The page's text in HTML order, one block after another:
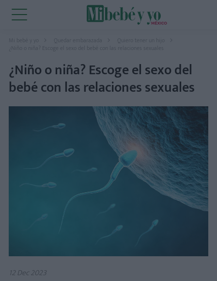
Mi bebé y yo
Quiero tener un hijo
¿Niño o niña? Escoge el sexo del bebé con las relaciones sexuales
¿Niño o niña? Escoge el sexo del
bebé con las relaciones sexuales
12 Dec 2023